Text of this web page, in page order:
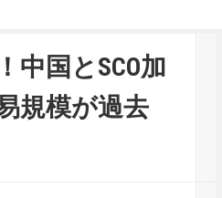
中国とSCO加
規模が過去